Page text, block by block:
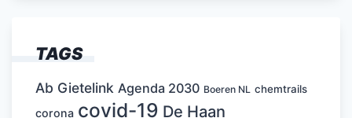
TAGS
Ab Gietelink Agenda 2030 Boeren NL chemtrails
corona covid-19 De Haan